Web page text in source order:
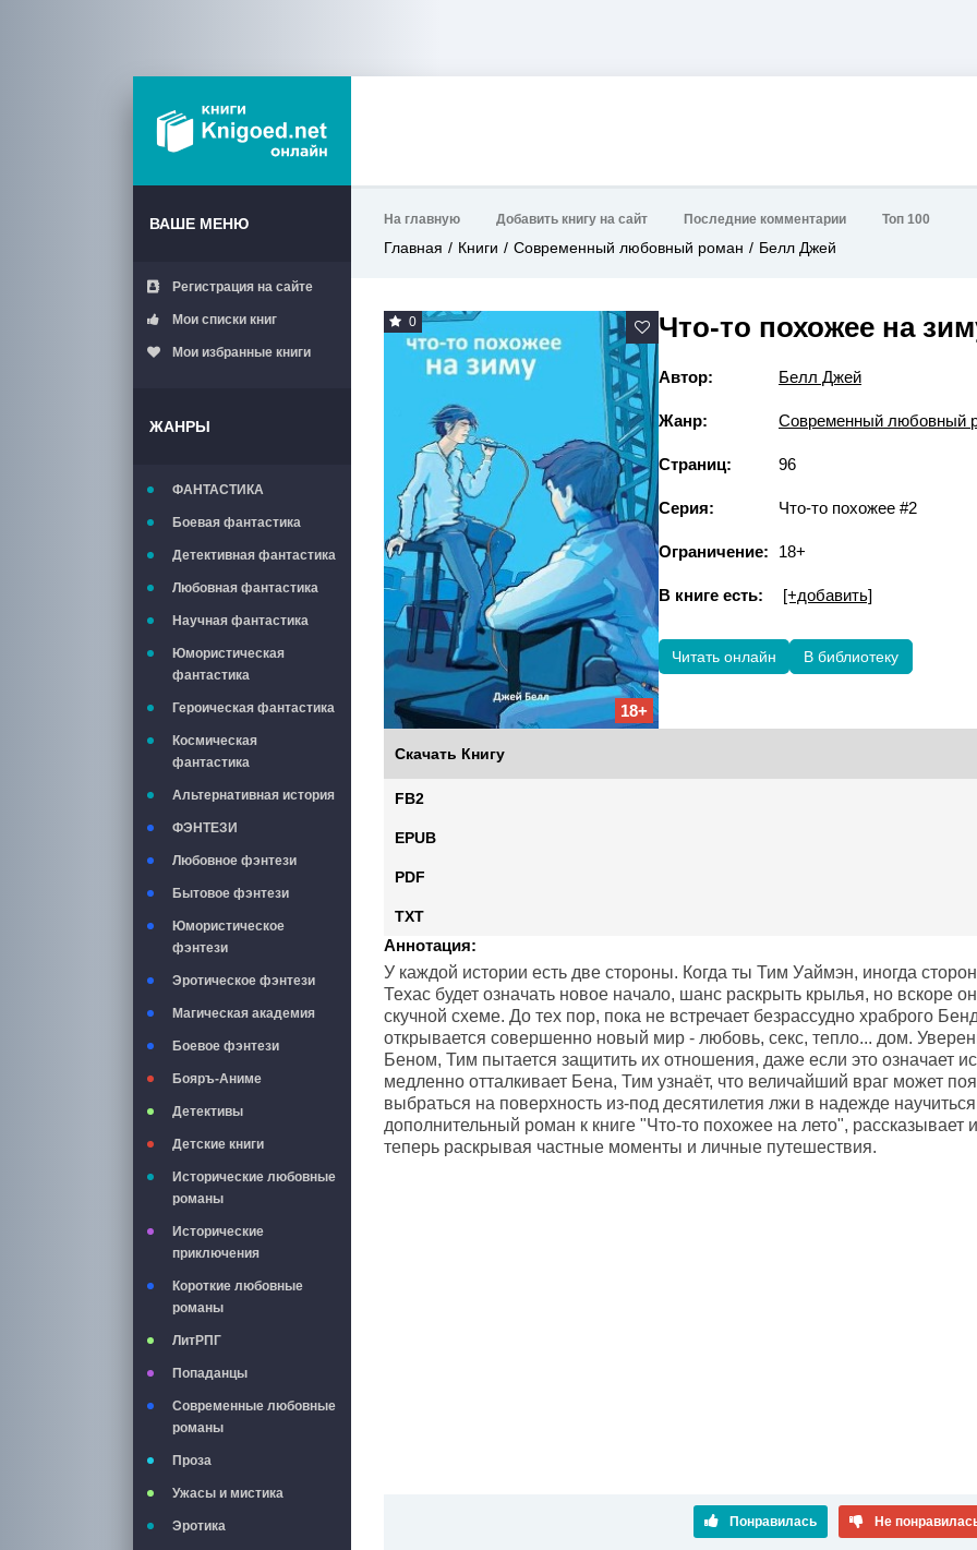
ВАШЕ МЕНЮ
Регистрация на сайте
Мои списки книг
Мои избранные книги
ЖАНРЫ
ФАНТАСТИКА
Боевая фантастика
Детективная фантастика
Любовная фантастика
Научная фантастика
Юмористическая
фантастика
Героическая фантастика
Космическая
фантастика
Альтернативная история
ФЭНТЕЗИ
Любовное фэнтези
Бытовое фэнтези
Юмористическое
фэнтези
Эротическое фэнтези
Магическая академия
Боевое фэнтези
Бояръ-Аниме
Детективы
Детские книги
Исторические любовные
романы
Исторические
приключения
Короткие любовные
романы
ЛитРПГ
Попаданцы
Современные любовные
романы
Проза
Ужасы и мистика
Эротика
На главную Добавить книгу на сайт Последние комментарии Топ 100
Главная Книги Современный любовный роман Белл Джей
0
18+
Что-то похожее на
Автор: Белл Джей
Жанр: Современный любовный
Страниц: 96
Серия: Что-то похожее #2
Ограничение: 18+
В книге есть: [+добавить]
Читать онлайн В библиотеку
Скачать Книгу
FB2
EPUB
PDF
TXT
Аннотация:
У каждой истории есть две стороны. Когда ты Тим Уаймэн, иногда
Техас будет означать новое начало, шанс раскрыть крылья, но вскоре
скучной схеме. До тех пор, пока не встречает безрассудно храброго
открывается совершенно новый мир - любовь, секс, тепло... дом.
Беном, Тим пытается защитить их отношения, даже если это означает
медленно отталкивает Бена, Тим узнаёт, что величайший враг может
выбраться на поверхность из-под десятилетия лжи в надежде
дополнительный роман к книге "Чтo-то похожее на лето",
теперь раскрывая частные моменты и личные путешествия.
Понравилась Не